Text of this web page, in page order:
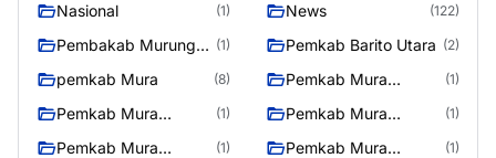
Nasional (1) News (122)
Pembakab Murung
(1) Pemkab Barito Utara (2)
pemkab Mura (8)
Pemkab Mura
(1)
Pemkab Mura
(1)
Pemkab Mura
(1)
Pemkab Mura
(1)
Pemkab Mura
(1)